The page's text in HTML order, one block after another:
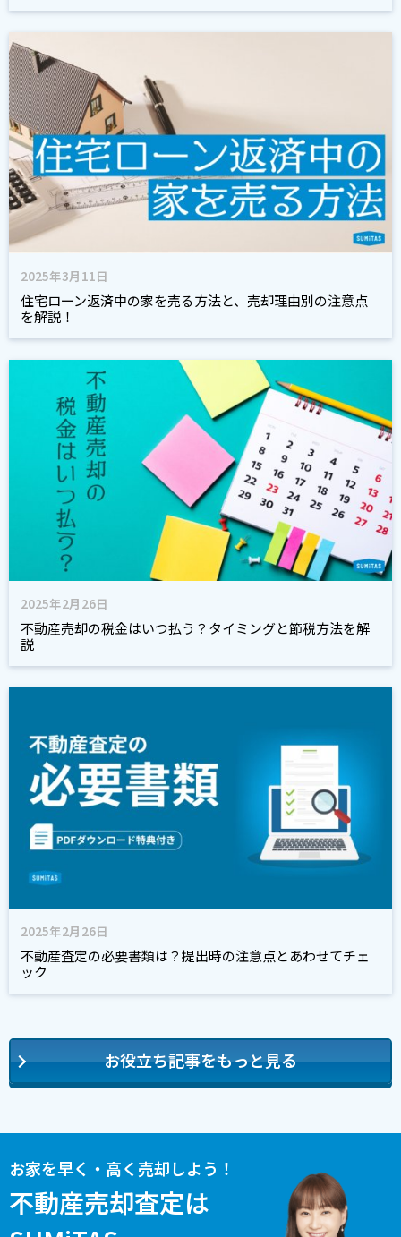
2025年3月11日
住宅ローン返済中の家を売る方法と、売却理由別の注意点
を解説！
2025年2月26日
不動産売却の税金はいつ払う？タイミングと節税方法を解
説
2025年2月26日
不動産査定の必要書類は？提出時の注意点とあわせてチェ
ック
お役立ち記事をもっと見る
お家を早く・高く売却しよう！
不動産売却査定は